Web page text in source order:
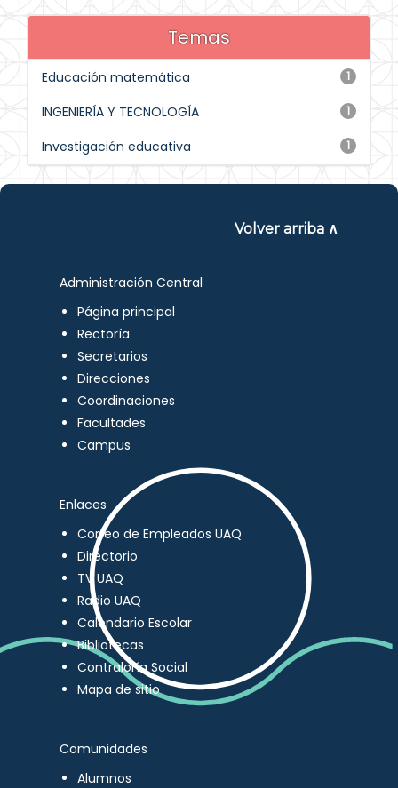
Temas
1
Educación matemática
1
INGENIERÍA Y TECNOLOGÍA
1
Investigación educativa
Volver arriba ∧
Administración Central
Página principal
Rectoría
Secretarios
Direcciones
Coordinaciones
Facultades
Campus
Enlaces
Correo de Empleados UAQ
Directorio
TV UAQ
Radio UAQ
Calendario Escolar
Bibliotecas
Contraloría Social
Mapa de sitio
Comunidades
Alumnos